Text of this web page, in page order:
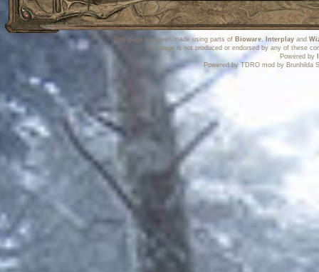
This page has been made using parts of Bioware, Interplay and
This page is not produced or endorsed by any of these
Powered by
Powered by TDRO mod by Brunhilda